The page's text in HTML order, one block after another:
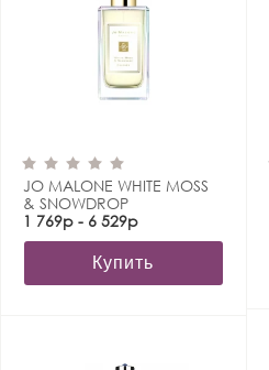
JO MALONE WHITE MOSS
& SNOWDROP
1 769р - 6 529р
Купить